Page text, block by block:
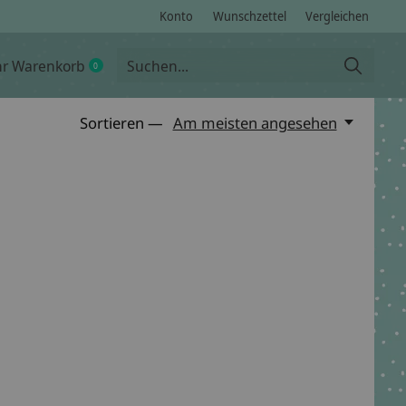
Konto Wunschzettel Vergleichen
Warenkorb 0items
Sortieren — Am meisten angesehen